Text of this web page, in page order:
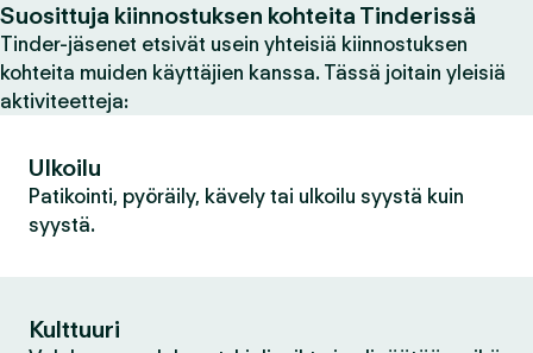
Suosittuja kiinnostuksen kohteita Tinderissä
Tinder-jäsenet etsivät usein yhteisiä kiinnostuksen
kohteita muiden käyttäjien kanssa. Tässä joitain yleisiä
aktiviteetteja:
Ulkoilu
Patikointi, pyöräily, kävely tai ulkoilu syystä kuin
syystä.
Kulttuuri